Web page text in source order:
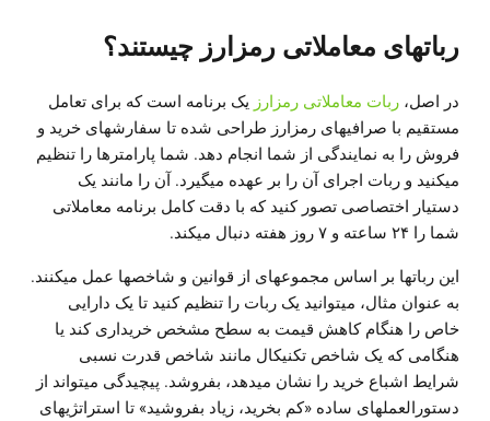
رباتهای معاملاتی رمزارز چیستند؟
در اصل، ربات معاملاتی رمزارز یک برنامه است که برای تعامل
مستقیم با صرافیهای رمزارز طراحی شده تا سفارشهای خرید و
فروش را به نمایندگی از شما انجام دهد. شما پارامترها را تنظیم
میکنید و ربات اجرای آن را بر عهده میگیرد. آن را مانند یک
دستیار اختصاصی تصور کنید که با دقت کامل برنامه معاملاتی
شما را ۲۴ ساعته و ۷ روز هفته دنبال میکند.
این رباتها بر اساس مجموعهای از قوانین و شاخصها عمل میکنند.
به عنوان مثال، میتوانید یک ربات را تنظیم کنید تا یک دارایی
خاص را هنگام کاهش قیمت به سطح مشخص خریداری کند یا
هنگامی که یک شاخص تکنیکال مانند شاخص قدرت نسبی
شرایط اشباع خرید را نشان میدهد، بفروشد. پیچیدگی میتواند از
دستورالعملهای ساده «کم بخرید، زیاد بفروشید» تا استراتژیهای